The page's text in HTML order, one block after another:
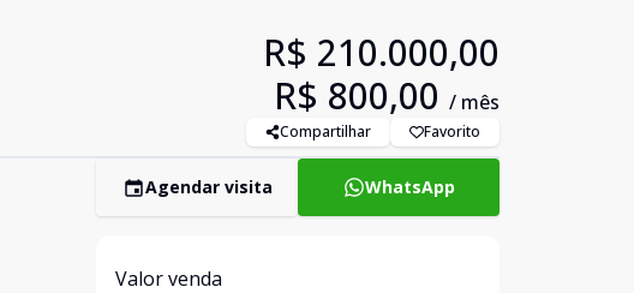
R$ 210.000,00
R$ 800,00 / mês
Compartilhar Favorito
Agendar visita WhatsApp
Valor venda